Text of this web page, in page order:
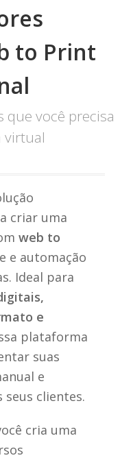
to Print
você precisa
virtual
criar uma
web to
e automação
Ideal para
e
plataforma
suas
e
seus clientes.
cria uma